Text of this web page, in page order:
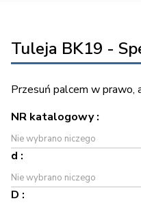
Tuleja BK19 -
Przesuń palcem w prawo,
NR katalogowy :
Nie wybrano niczego
d :
Nie wybrano niczego
D :